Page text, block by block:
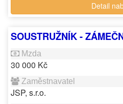
Detail
SOUSTRUŽNÍK -
30 000 Kč
JSP, s.r.o.